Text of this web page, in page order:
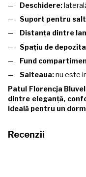
Deschidere:
Suport pentru
Distanța dintre
Spațiu de
Fund
Salteaua:nu este
Patul Florencja
dintre eleganță,
ideală pentru un
Recenzii